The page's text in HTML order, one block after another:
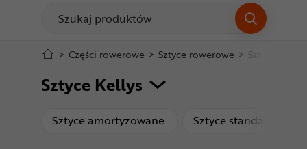
Produkty
Stopka
Mapa strony
Akcesoria
Odzież
Kaski
Buty
> Części rowerowe > Sztyce rowerowe > Sztyce Kellys
Sztyce Kellys
Sztyce amortyzowane produktySztyce standardowe